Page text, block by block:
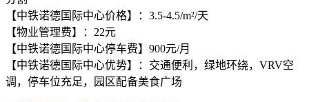
【中铁诺德国际中心价格】：3.5-4.5/m²/天
【物业管理费】：22元
【中铁诺德国际中心停车费】900元/月
【中铁诺德国际中心优势】：交通便利，绿地环绕，VRV空
调，停车位充足，园区配备美食广场